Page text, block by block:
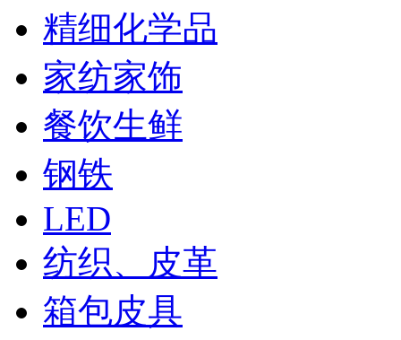
精细化学品
家纺家饰
餐饮生鲜
钢铁
LED
纺织、皮革
箱包皮具